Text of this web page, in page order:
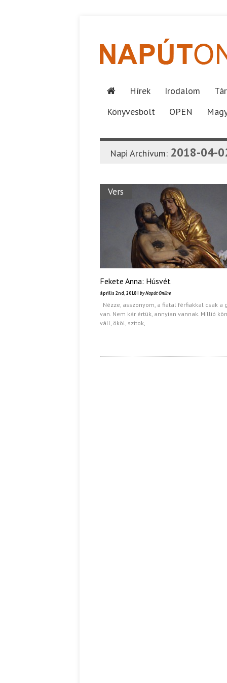
Hírek Irodalom
Könyvesbolt
OPEN
Napi Archívum: 2018-04-
Vers
Fekete Anna: Húsvét
április 2nd, 2018 | by Napút Online
Nézze, asszonyom, a fiatal férfiakkal csak a
van. Nem kár értük, annyian vannak. Millió
váll, ököl, szitok,